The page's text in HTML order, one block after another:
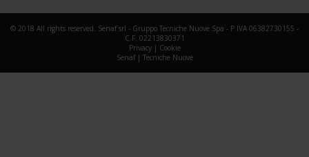
© 2018 All rights reserved. Senaf srl - Gruppo Tecniche Nuove Spa - P.IVA 06382730155 -
C.F. 02213830371
Privacy| Cookie
Senaf| Tecniche Nuove